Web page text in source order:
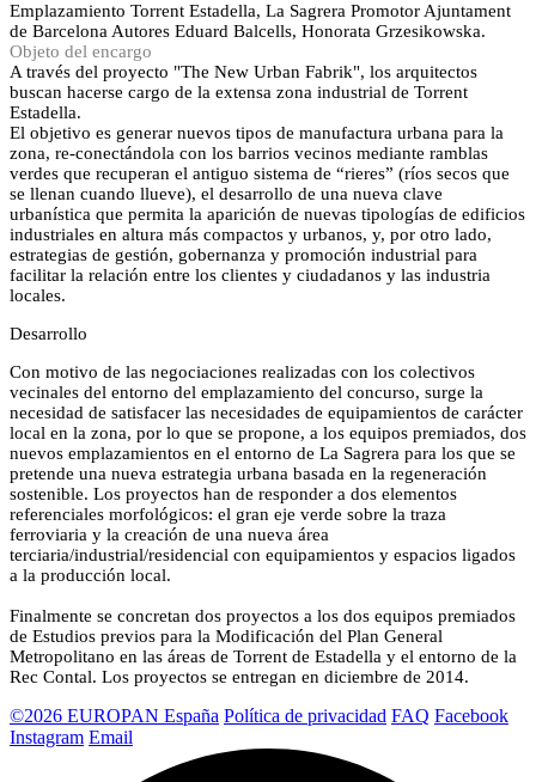
Emplazamiento Torrent Estadella, La Sagrera Promotor Ajuntament
de Barcelona Autores Eduard Balcells, Honorata Grzesikowska.
Objeto del encargo
A través del proyecto "The New Urban Fabrik", los arquitectos
buscan hacerse cargo de la extensa zona industrial de Torrent
Estadella.
El objetivo es generar nuevos tipos de manufactura urbana para la
zona, re-conectándola con los barrios vecinos mediante ramblas
verdes que recuperan el antiguo sistema de “rieres” (ríos secos que
se llenan cuando llueve), el desarrollo de una nueva clave
urbanística que permita la aparición de nuevas tipologías de edificios
industriales en altura más compactos y urbanos, y, por otro lado,
estrategias de gestión, gobernanza y promoción industrial para
facilitar la relación entre los clientes y ciudadanos y las industria
locales.
Desarrollo
Con motivo de las negociaciones realizadas con los colectivos
vecinales del entorno del emplazamiento del concurso, surge la
necesidad de satisfacer las necesidades de equipamientos de carácter
local en la zona, por lo que se propone, a los equipos premiados, dos
nuevos emplazamientos en el entorno de La Sagrera para los que se
pretende una nueva estrategia urbana basada en la regeneración
sostenible. Los proyectos han de responder a dos elementos
referenciales morfológicos: el gran eje verde sobre la traza
ferroviaria y la creación de una nueva área
terciaria/industrial/residencial con equipamientos y espacios ligados
a la producción local.
Finalmente se concretan dos proyectos a los dos equipos premiados
de Estudios previos para la Modificación del Plan General
Metropolitano en las áreas de Torrent de Estadella y el entorno de la
Rec Contal. Los proyectos se entregan en diciembre de 2014.
©2026 EUROPAN España Política de privacidad FAQ Facebook
Instagram Email